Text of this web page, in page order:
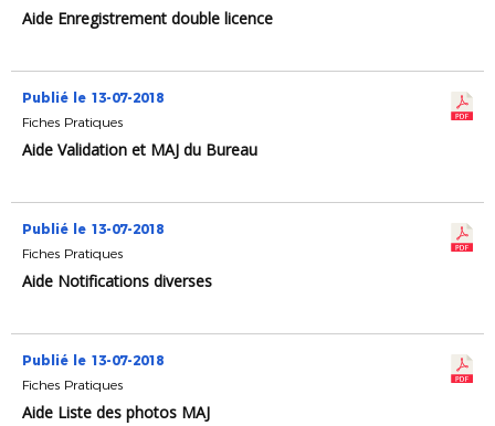
Aide Enregistrement double licence
Publié le 13-07-2018
Fiches Pratiques
Aide Validation et MAJ du Bureau
Publié le 13-07-2018
Fiches Pratiques
Aide Notifications diverses
Publié le 13-07-2018
Fiches Pratiques
Aide Liste des photos MAJ